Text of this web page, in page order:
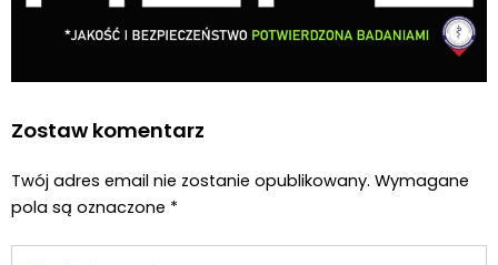
Zostaw komentarz
Twój adres email nie zostanie opublikowany. Wymagane
pola są oznaczone *